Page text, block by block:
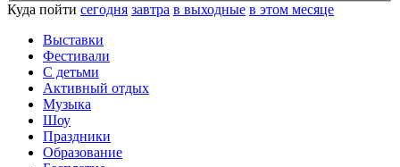
Куда пойти сегодня завтра в выходные в этом месяце
Выставки
Фестивали
С детьми
Активный отдых
Музыка
Шоу
Праздники
Образование